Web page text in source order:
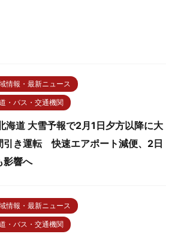
情報・最新ニュース
・バス・交通機関
海道 大雪予報で2月1日夕方以降に大
引き運転 快速エアポート減便、2日
影響へ
情報・最新ニュース
・バス・交通機関